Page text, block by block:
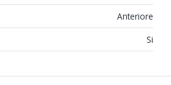
Anteriore
Si